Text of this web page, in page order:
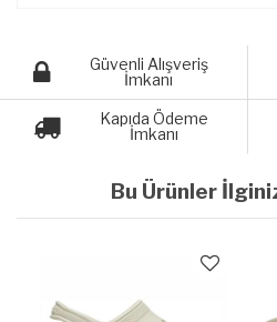
Güvenli Alışveriş
İmkanı
Kapıda Ödeme
İmkanı
Bu Ürünler